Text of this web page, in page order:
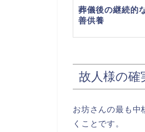
葬儀後の継続的
善供養
故人様の確
お坊さんの最も中
くことです。